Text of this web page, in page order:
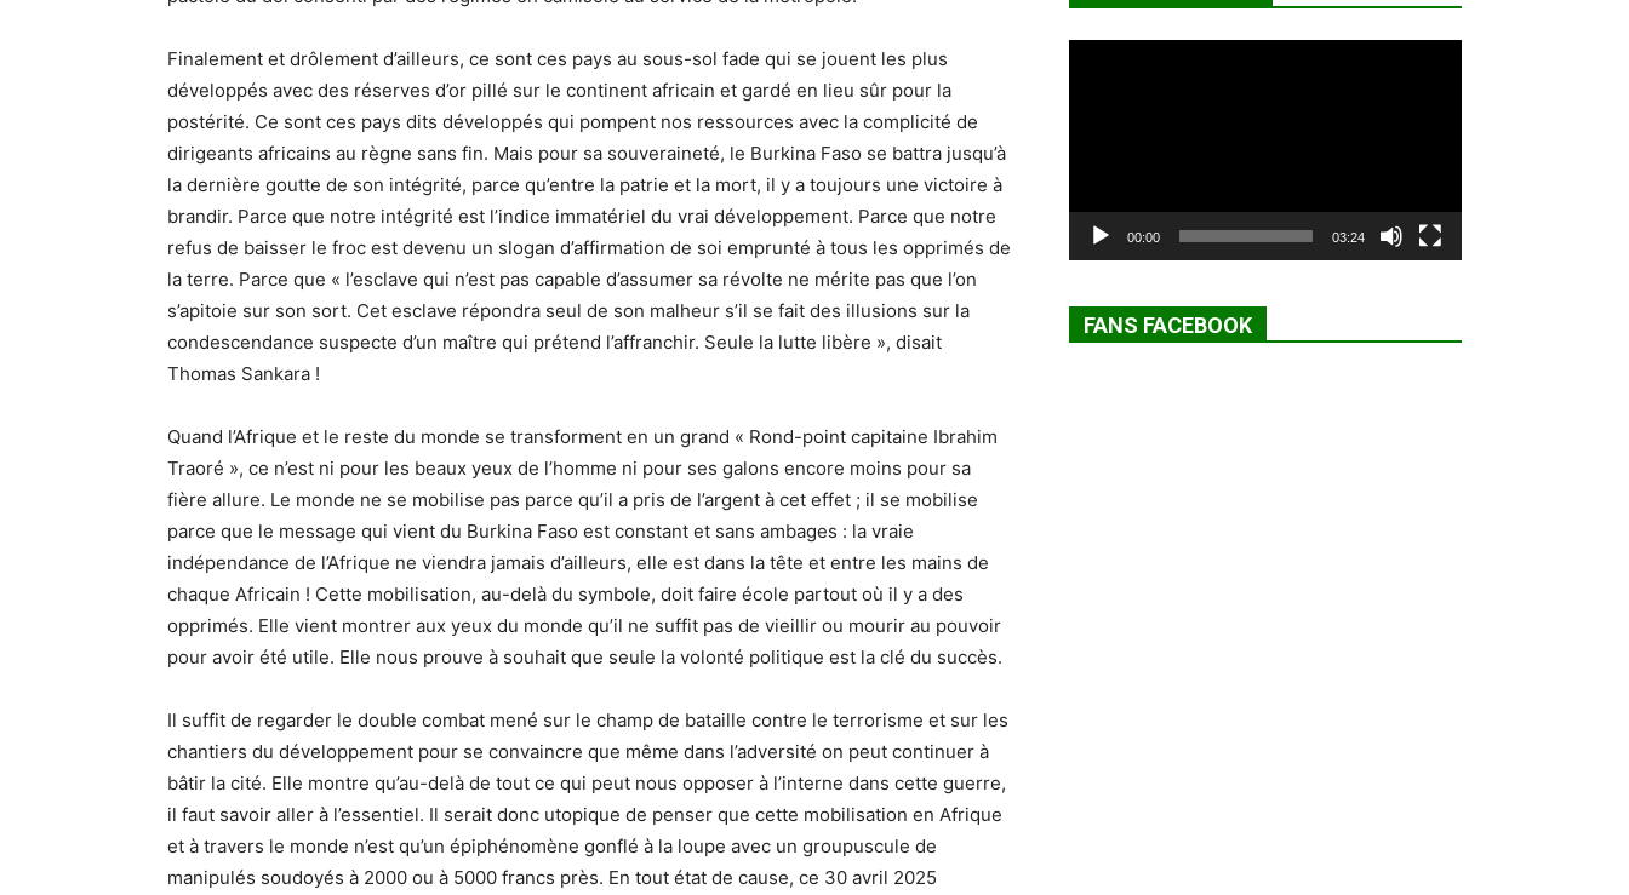
Finalement et drôlement d’ailleurs, ce sont ces pays au sous-sol fade qui se jouent les plus
développés avec des réserves d’or pillé sur le continent africain et gardé en lieu sûr pour la
postérité. Ce sont ces pays dits développés qui pompent nos ressources avec la complicité de
dirigeants africains au règne sans fin. Mais pour sa souveraineté, le Burkina Faso se battra jusqu’à
la dernière goutte de son intégrité, parce qu’entre la patrie et la mort, il y a toujours une victoire à
brandir. Parce que notre intégrité est l’indice immatériel du vrai développement. Parce que notre
refus de baisser le froc est devenu un slogan d’affirmation de soi emprunté à tous les opprimés de
la terre. Parce que « l’esclave qui n’est pas capable d’assumer sa révolte ne mérite pas que l’on
s’apitoie sur son sort. Cet esclave répondra seul de son malheur s’il se fait des illusions sur la
condescendance suspecte d’un maître qui prétend l’affranchir. Seule la lutte libère », disait
Thomas Sankara !
Quand l’Afrique et le reste du monde se transforment en un grand « Rond-point capitaine Ibrahim
Traoré », ce n’est ni pour les beaux yeux de l’homme ni pour ses galons encore moins pour sa
fière allure. Le monde ne se mobilise pas parce qu’il a pris de l’argent à cet effet ; il se mobilise
parce que le message qui vient du Burkina Faso est constant et sans ambages : la vraie
indépendance de l’Afrique ne viendra jamais d’ailleurs, elle est dans la tête et entre les mains de
chaque Africain ! Cette mobilisation, au-delà du symbole, doit faire école partout où il y a des
opprimés. Elle vient montrer aux yeux du monde qu’il ne suffit pas de vieillir ou mourir au pouvoir
pour avoir été utile. Elle nous prouve à souhait que seule la volonté politique est la clé du succès.
Il suffit de regarder le double combat mené sur le champ de bataille contre le terrorisme et sur les
chantiers du développement pour se convaincre que même dans l’adversité on peut continuer à
bâtir la cité. Elle montre qu’au-delà de tout ce qui peut nous opposer à l’interne dans cette guerre,
il faut savoir aller à l’essentiel. Il serait donc utopique de penser que cette mobilisation en Afrique
et à travers le monde n’est qu’un épiphénomène gonflé à la loupe avec un groupuscule de
manipulés soudoyés à 2000 ou à 5000 francs près. En tout état de cause, ce 30 avril 2025
00:00 03:24
FANS FACEBOOK